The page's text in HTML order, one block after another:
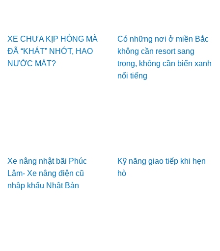
XE CHƯA KỊP HỎNG MÀ
ĐÃ “KHÁT” NHỚT, HAO
NƯỚC MÁT?
Có những nơi ở miền Bắc
không cần resort sang
trọng, không cần biển xanh
nổi tiếng
Xe nâng nhật bãi Phúc
Lâm- Xe nâng điện cũ
nhập khẩu Nhật Bản
Kỹ năng giao tiếp khi hẹn
hò